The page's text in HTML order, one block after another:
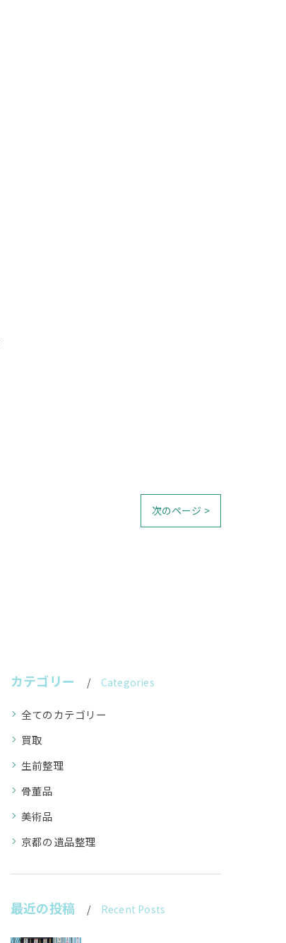
次のページ >
カテゴリー Categories
全てのカテゴリー
買取
生前整理
骨董品
美術品
京都の遺品整理
最近の投稿 Recent Posts